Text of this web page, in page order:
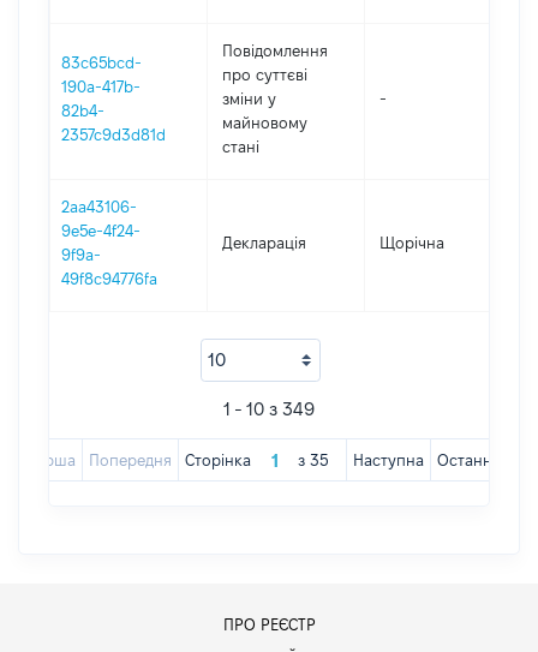
83c65bcd-
190a-417b-
82b4-
2357c9d3d81d
Повідомлення
про суттєві
зміни y
майновому
стані
-
2aa43106-
9e5e-4f24-
9f9a-
49f8c94776fa
Декларація Щорічна
1 - 10 з 349
Перша Попередня Сторінка з 35 Наступна Остання
ПРО РЕЄСТР